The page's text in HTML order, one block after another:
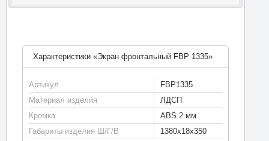
Характеристики «Экран фронтальный FBP 1335»
Артикул
FBP1335
Материал изделия
ЛДСП
Кромка
ABS 2 мм
Габариты изделия Ш/Г/В
1380х18х350